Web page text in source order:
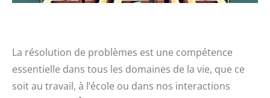
La résolution de problèmes est une compétence
essentielle dans tous les domaines de la vie, que ce
soit au travail, à l’école ou dans nos interactions